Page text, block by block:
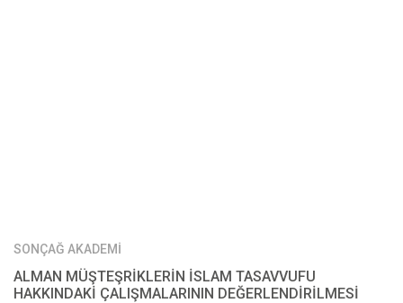
SONÇAĞ AKADEMİ
ALMAN MÜŞTEŞRİKLERİN İSLAM TASAVVUFU
HAKKINDAKİ ÇALIŞMALARININ DEĞERLENDİRİLMESİ